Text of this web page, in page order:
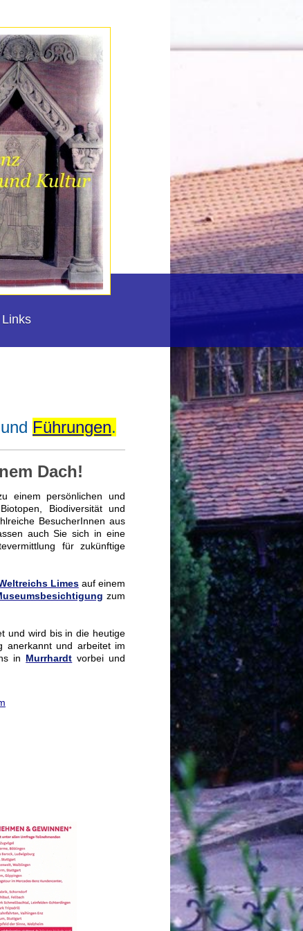
und Führungen.
Dach!
einem persönlichen und
Biodiversität und
BesucherInnen aus
auch Sie sich in eine
für zukünftige
Limesauf einem
zum
und wird bis in die heutige
anerkannt und arbeitet im
in Murrhardt vorbei und